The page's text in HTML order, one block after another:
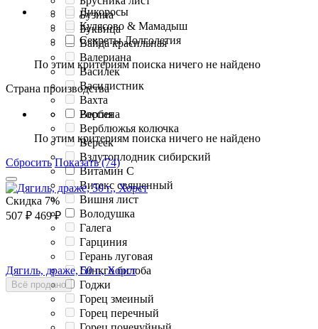
Бузина
Буквица
Вайда красильная
Валериана
Василек
Василистник
Вахта
Вербена
Верблюжья колючка
Вереск
Вздутоплодник сибирский
Витамин C
Витекс священный
Вишня лист
Володушка
Галега
Гарциния
Герань луговая
Гинкго билоба
Годжи
Горец змеиный
Горец перечный
Дикоросы
Кулясово & Мамадыш
Секреты Долголетия
По этим критериям поиска ничего не найдено
Страна производства
Россия
По этим критериям поиска ничего не найдено
Сбросить Показать (74)
Скидка 7%
507 ₽ 469 ₽
Дягиль, драже, 50 г., Хорст
Всё продано